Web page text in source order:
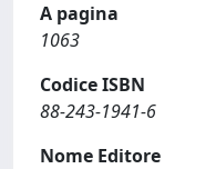
A pagina
1063
Codice ISBN
88-243-1941-6
Nome Editore